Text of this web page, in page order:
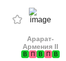
Арарат-
Армения II
В П В П В